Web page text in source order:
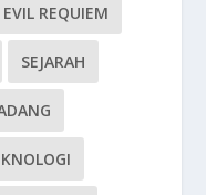
REQUIEM
SEJARAH